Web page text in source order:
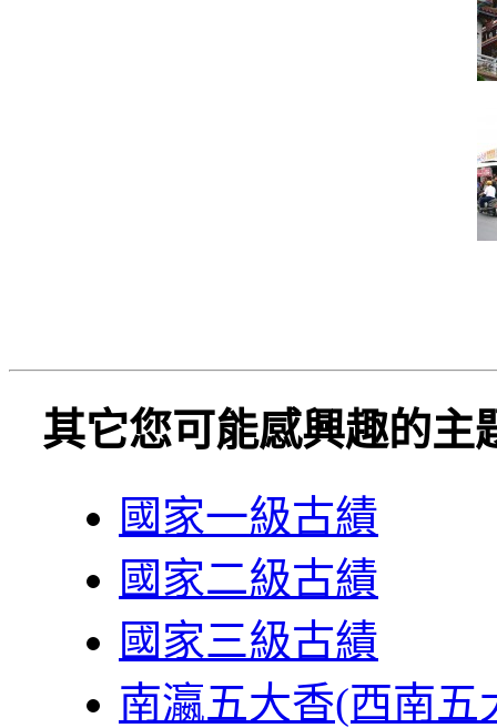
其它您可能感興趣的主
國家一級古績
國家二級古績
國家三級古績
南瀛五大香(西南五